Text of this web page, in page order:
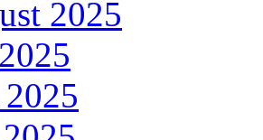
2025